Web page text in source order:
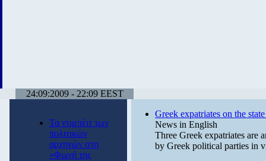
24:09:2009 - 22:09 EEST
Τα ντιμπέιτ των
πολιτικών
αρχηγών στη
«Φωνή της
Greek expatriates on the
News in English
Three Greek expatriates are
by Greek political parties in